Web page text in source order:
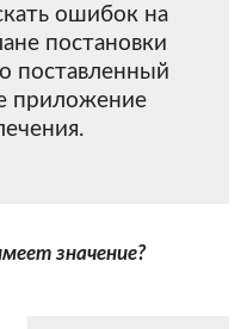
ошибок на
постановки
поставленный
приложение
значение?